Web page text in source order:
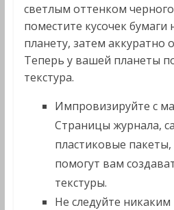
светлым оттенком
поместите кусочек
планету, затем аккуратно
Теперь у вашей планеты
текстура.
Импровизируйте с
Страницы журнала,
пластиковые
помогут вам
текстуры.
Не следуйте